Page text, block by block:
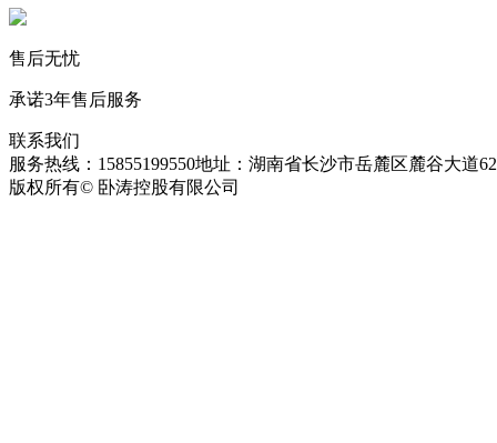
售后无忧
承诺3年售后服务
联系我们
服务热线：15855199550地址：湖南省长沙市岳麓区麓谷大道
版权所有© 卧涛控股有限公司